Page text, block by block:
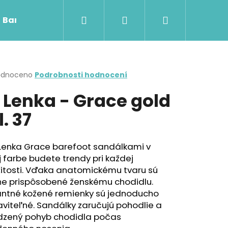
Barefoot obuv Skinners Rooty RUG
Přihlášení
Podrobnosti hodnocení
Lenka - Grace gold
37
Grace barefoot sandálkami v
farbe budete trendy pri každej
Vďaka anatomickému tvaru sú
prispôsobené ženskému chodidlu.
kožené remienky sú jednoducho
Sandálky zaručujú pohodlie a
pohyb chodidla počas
Následující